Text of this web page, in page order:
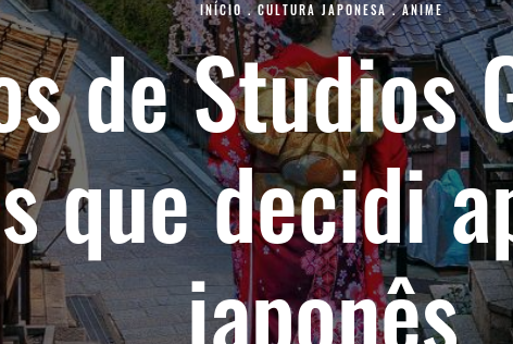
INÍCIO .CULTURA JAPONESA.ANIME
de Studios
que decidi
japonês